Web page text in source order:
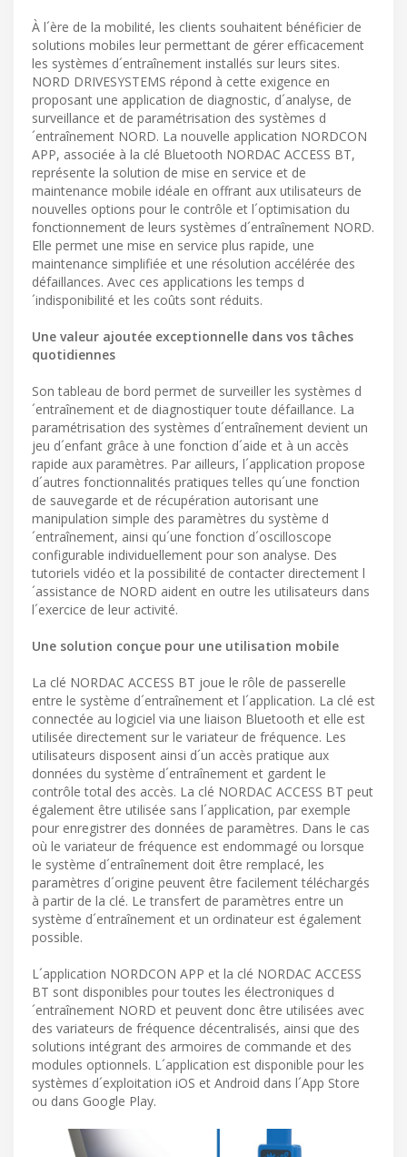
À l´ère de la mobilité, les clients souhaitent bénéficier de
solutions mobiles leur permettant de gérer efficacement
les systèmes d´entraînement installés sur leurs sites.
NORD DRIVESYSTEMS répond à cette exigence en
proposant une application de diagnostic, d´analyse, de
surveillance et de paramétrisation des systèmes d
´entraînement NORD. La nouvelle application NORDCON
APP, associée à la clé Bluetooth NORDAC ACCESS BT,
représente la solution de mise en service et de
maintenance mobile idéale en offrant aux utilisateurs de
nouvelles options pour le contrôle et l´optimisation du
fonctionnement de leurs systèmes d´entraînement NORD.
Elle permet une mise en service plus rapide, une
maintenance simplifiée et une résolution accélérée des
défaillances. Avec ces applications les temps d
´indisponibilité et les coûts sont réduits.
Une valeur ajoutée exceptionnelle dans vos tâches
quotidiennes
Son tableau de bord permet de surveiller les systèmes d
´entraînement et de diagnostiquer toute défaillance. La
paramétrisation des systèmes d´entraînement devient un
jeu d´enfant grâce à une fonction d´aide et à un accès
rapide aux paramètres. Par ailleurs, l´application propose
d´autres fonctionnalités pratiques telles qu´une fonction
de sauvegarde et de récupération autorisant une
manipulation simple des paramètres du système d
´entraînement, ainsi qu´une fonction d´oscilloscope
configurable individuellement pour son analyse. Des
tutoriels vidéo et la possibilité de contacter directement l
´assistance de NORD aident en outre les utilisateurs dans
l´exercice de leur activité.
Une solution conçue pour une utilisation mobile
La clé NORDAC ACCESS BT joue le rôle de passerelle
entre le système d´entraînement et l´application. La clé est
connectée au logiciel via une liaison Bluetooth et elle est
utilisée directement sur le variateur de fréquence. Les
utilisateurs disposent ainsi d´un accès pratique aux
données du système d´entraînement et gardent le
contrôle total des accès. La clé NORDAC ACCESS BT peut
également être utilisée sans l´application, par exemple
pour enregistrer des données de paramètres. Dans le cas
où le variateur de fréquence est endommagé ou lorsque
le système d´entraînement doit être remplacé, les
paramètres d´origine peuvent être facilement téléchargés
à partir de la clé. Le transfert de paramètres entre un
système d´entraînement et un ordinateur est également
possible.
L´application NORDCON APP et la clé NORDAC ACCESS
BT sont disponibles pour toutes les électroniques d
´entraînement NORD et peuvent donc être utilisées avec
des variateurs de fréquence décentralisés, ainsi que des
solutions intégrant des armoires de commande et des
modules optionnels. L´application est disponible pour les
systèmes d´exploitation iOS et Android dans l´App Store
ou dans Google Play.